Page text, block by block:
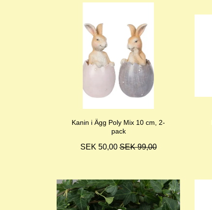
Kanin i Ägg Poly Mix 10 cm, 2-
pack
SEK 50,00SEK 99,00